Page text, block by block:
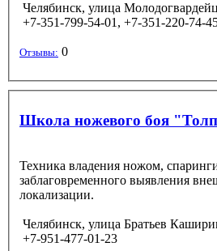
Челябинск, улица
+7-351-799-54-01, +7-351-220-74-
Отзывы: 0
Школа ножевого боя
Техника владения ножом,
заблаговременного выявления
локализации.
Челябинск, улица Братьев
+7-951-477-01-23